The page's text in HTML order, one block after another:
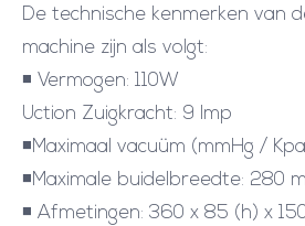
De technische kenmerken van
machine zijn als volgt:
◾ Vermogen: 110W
Uction Zuigkracht: 9 lmp
◾Maximaal vacuüm (mmHg /
◾Maximale buidelbreedte: 280
◾ Afmetingen: 360 x 85 (h) x